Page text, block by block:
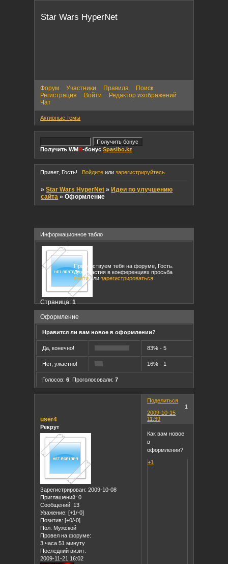
Star Wars HyperNet
Форум Участники Правила
Поиск
Регистрация
Войти
Редактор изображений
Чат
Активные темы
Получить WMR-бонусSpasibo.kz
Привет, Гость! Войдитеили зарегистрируйтесь.
»Star Wars HyperNet »Идеи по улучшению
сайта »Оформление
Информационное табло
Приветствуем тебя на форуме, Гость.
Для участия в конференциях просьба
войтиилизарегистрироваться
Оформление
Страница:1
Нравится ли вам новое в оформлении?
Да, конечно! 83% - 5
Нет, ужастно! 16% - 1
Голосов: 6; Проголосовали: 7
Поделиться
1
2009-10-15
11:39
user4
Рекрут
Зарегистрирован: 2009-10-08
Приглашений: 0
Сообщений: 13
Уважение: [+1/-0]
Позитив: [+0/-0]
Пол: Мужской
Провел на форуме:
3 часа 51 минуту
Последний визит:
2009-11-21 16:02
Как вам новое
в
оформлении?
+1